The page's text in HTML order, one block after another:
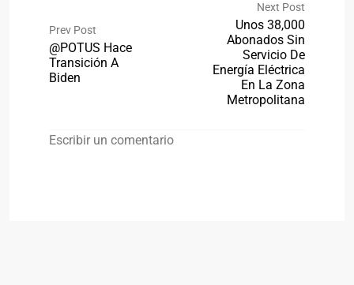
Prev Post
@POTUS Hace
Transición A
Biden
Next Post
Unos 38,000
Abonados Sin
Servicio De
Energía Eléctrica
En La Zona
Metropolitana
Escribir un comentario